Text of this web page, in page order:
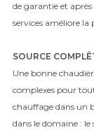
de garantie et
services améliore
SOURCE
Une bonne
complexes pour
chauffage dans un
dans le domaine :